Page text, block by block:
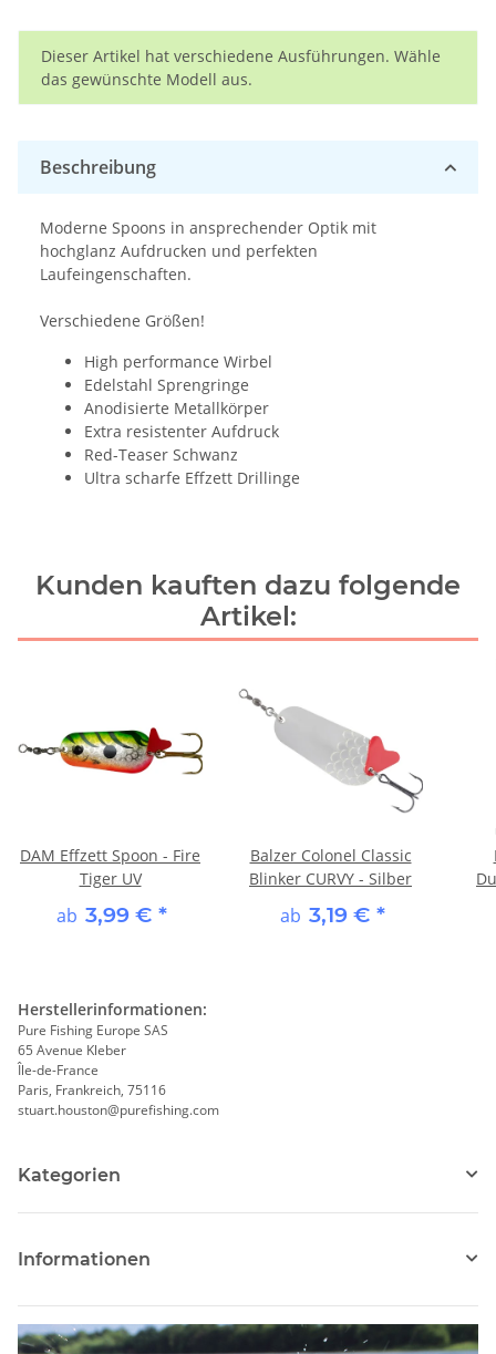
x
Dieser Artikel hat verschiedene Ausführungen. Wähle
das gewünschte Modell aus.
Beschreibung
Moderne Spoons in ansprechender Optik mit
hochglanz Aufdrucken und perfekten
Laufeingenschaften.
Verschiedene Größen!
High performance Wirbel
Edelstahl Sprengringe
Anodisierte Metallkörper
Extra resistenter Aufdruck
Red-Teaser Schwanz
Ultra scharfe Effzett Drillinge
Kunden kauften dazu folgende
Artikel:
DAM Effzett Spoon - Fire
Tiger UV
ab 3,99 € *
Balzer Colonel Classic
Blinker CURVY - Silber
ab 3,19 € *
Herstellerinformationen:
Pure Fishing Europe SAS
65 Avenue Kleber
Île-de-France
Paris, Frankreich, 75116
stuart.houston@purefishing.com
Kategorien
Informationen